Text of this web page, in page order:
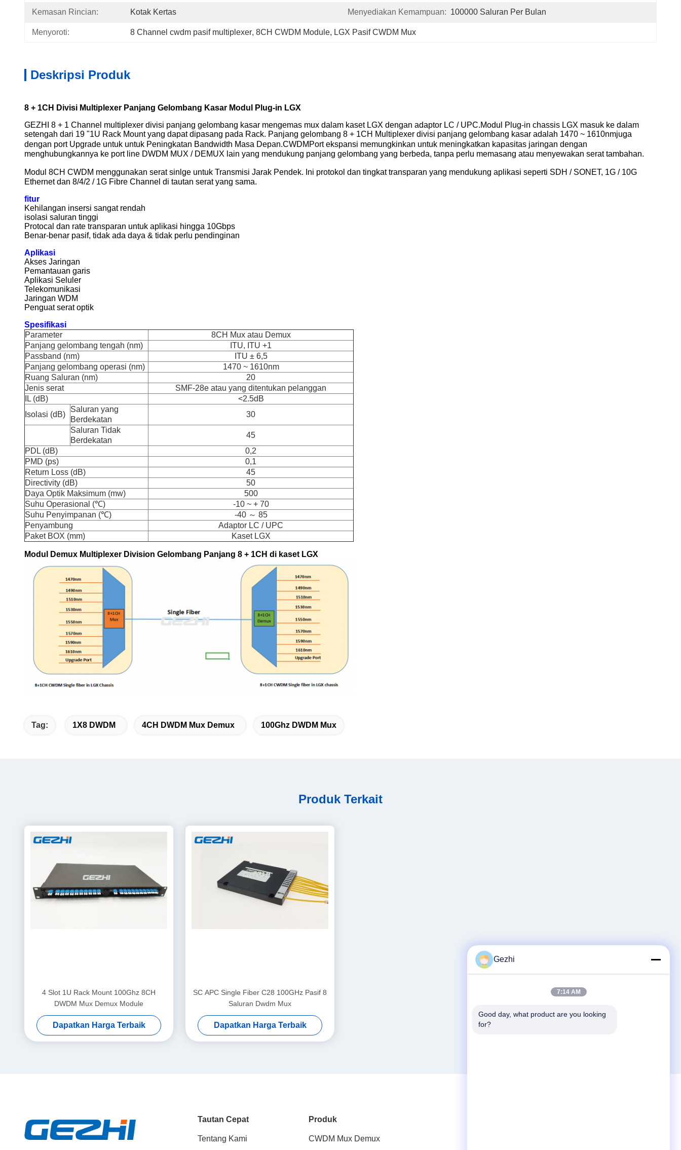
Kemasan Rincian: Kotak Kertas Menyediakan Kemampuan: 100000 Saluran Per Bulan
Menyoroti: 8 Channel cwdm pasif multiplexer, 8CH CWDM Module, LGX Pasif CWDM Mux
Deskripsi Produk
8 + 1CH Divisi Multiplexer Panjang Gelombang Kasar Modul Plug-in LGX
GEZHI 8 + 1 Channel multiplexer divisi panjang gelombang kasar mengemas mux dalam kaset LGX dengan adaptor LC / UPC.Modul Plug-in chassis LGX masuk ke dalam
setengah dari 19 "1U Rack Mount yang dapat dipasang pada Rack. Panjang gelombang 8 + 1CH Multiplexer divisi panjang gelombang kasar adalah 1470 ~ 1610nmjuga
dengan port Upgrade untuk untuk Peningkatan Bandwidth Masa Depan.CWDM Port ekspansi memungkinkan untuk meningkatkan kapasitas jaringan dengan
menghubungkannya ke port line DWDM MUX / DEMUX lain yang mendukung panjang gelombang yang berbeda, tanpa perlu memasang atau menyewakan serat tambahan.
Modul 8CH CWDM menggunakan serat sinlge untuk Transmisi Jarak Pendek. Ini protokol dan tingkat transparan yang mendukung aplikasi seperti SDH / SONET, 1G / 10G
Ethernet dan 8/4/2 / 1G Fibre Channel di tautan serat yang sama.
fitur
Kehilangan insersi sangat rendah
isolasi saluran tinggi
Protocal dan rate transparan untuk aplikasi hingga 10Gbps
Benar-benar pasif, tidak ada daya & tidak perlu pendinginan
Aplikasi
Akses Jaringan
Pemantauan garis
Aplikasi Seluler
Telekomunikasi
Jaringan WDM
Penguat serat optik
Spesifikasi
Parameter
8CH Mux atau Demux
Panjang gelombang tengah (nm)
ITU, ITU +1
Passband (nm)
ITU ± 6,5
Panjang gelombang operasi (nm)
1470 ~ 1610nm
Ruang Saluran (nm)
20
Jenis serat
SMF-28e atau yang ditentukan pelanggan
IL (dB)
<2.5dB
Isolasi (dB)
Saluran yang
Berdekatan
30
Saluran Tidak
Berdekatan
45
PDL (dB)
0,2
PMD (ps)
0,1
Return Loss (dB)
45
Directivity (dB)
50
Daya Optik Maksimum (mw)
500
Suhu Operasional (℃)
-10 ~ + 70
Suhu Penyimpanan (℃)
-40 ～ 85
Penyambung
Adaptor LC / UPC
Paket BOX (mm)
Kaset LGX
Modul Demux Multiplexer Division Gelombang Panjang 8 + 1CH di kaset LGX
Tag: 1X8 DWDM 4CH DWDM Mux Demux 100Ghz DWDM Mux
Produk Terkait
4 Slot 1U Rack Mount 100Ghz 8CH
DWDM Mux Demux Module
Dapatkan Harga Terbaik
SC APC Single Fiber C28 100GHz Pasif 8
Saluran Dwdm Mux
Dapatkan Harga Terbaik
Tautan Cepat
Tentang Kami
Produk
CWDM Mux Demux
Gezhi
7:14 AM
Good day, what product are you looking
for?